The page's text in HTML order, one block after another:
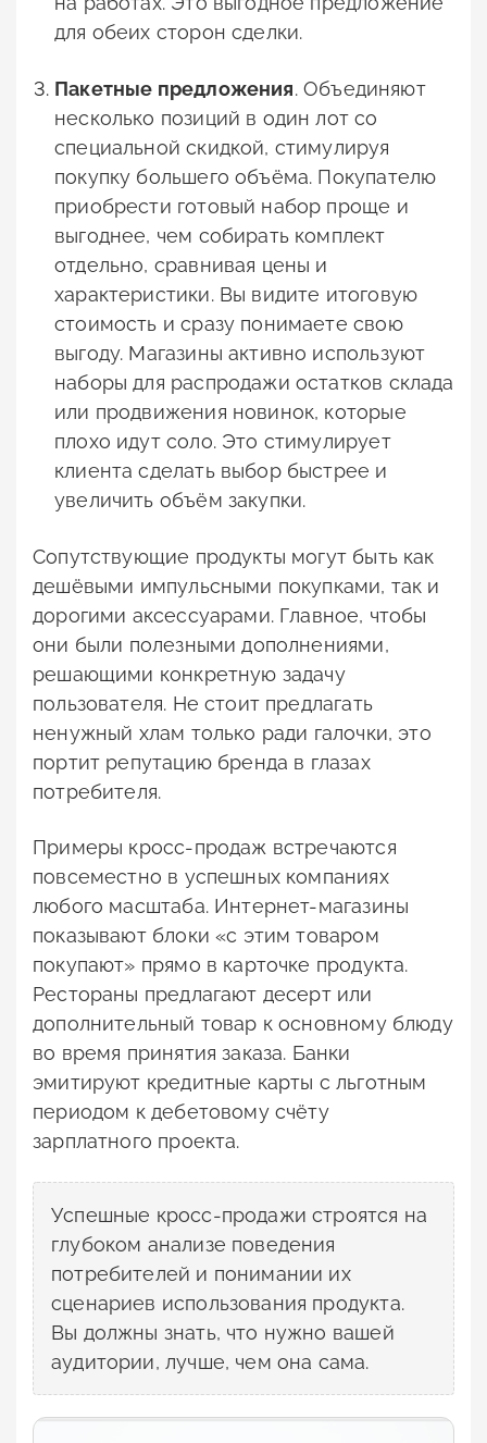
для обеих сторон сделки.
Пакетные предложения. Объединяют
несколько позиций в один лот со
специальной скидкой, стимулируя
покупку большего объёма. Покупателю
приобрести готовый набор проще и
выгоднее, чем собирать комплект
отдельно, сравнивая цены и
характеристики. Вы видите итоговую
стоимость и сразу понимаете свою
выгоду. Магазины активно используют
наборы для распродажи остатков склада
или продвижения новинок, которые
плохо идут соло. Это стимулирует
клиента сделать выбор быстрее и
увеличить объём закупки.
Сопутствующие продукты могут быть как
дешёвыми импульсными покупками, так и
дорогими аксессуарами. Главное, чтобы
они были полезными дополнениями,
решающими конкретную задачу
пользователя. Не стоит предлагать
ненужный хлам только ради галочки, это
портит репутацию бренда в глазах
потребителя.
Примеры кросс-продаж встречаются
повсеместно в успешных компаниях
любого масштаба. Интернет-магазины
показывают блоки «с этим товаром
покупают» прямо в карточке продукта.
Рестораны предлагают десерт или
дополнительный товар к основному блюду
во время принятия заказа. Банки
эмитируют кредитные карты с льготным
периодом к дебетовому счёту
зарплатного проекта.
Успешные кросс-продажи строятся на
глубоком анализе поведения
потребителей и понимании их
сценариев использования продукта.
Вы должны знать, что нужно вашей
аудитории, лучше, чем она сама.